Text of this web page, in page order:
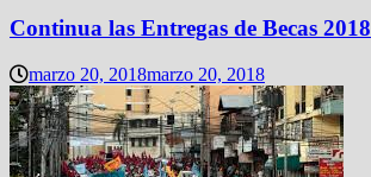
Continua las Entregas de Becas 2018
marzo 20, 2018marzo 20, 2018